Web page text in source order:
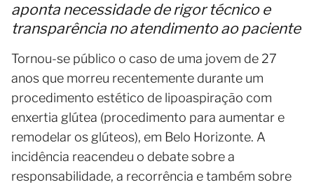
aponta necessidade de rigor técnico e
transparência no atendimento ao paciente
Tornou-se público o caso de uma jovem de 27
anos que morreu recentemente durante um
procedimento estético de lipoaspiração com
enxertia glútea (procedimento para aumentar e
remodelar os glúteos), em Belo Horizonte. A
incidência reacendeu o debate sobre a
responsabilidade, a recorrência e também sobre